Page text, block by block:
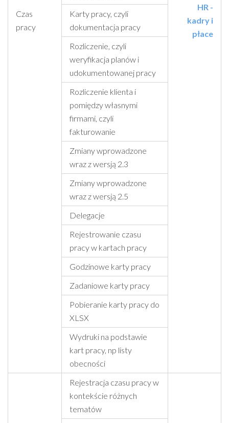
Czas
pracy
HR -
kadry i
płace
Karty pracy, czyli
dokumentacja pracy
Rozliczenie, czyli
weryfikacja planów i
udokumentowanej pracy
Rozliczenie klienta i
pomiędzy własnymi
firmami, czyli
fakturowanie
Zmiany wprowadzone
wraz z wersją 2.3
Zmiany wprowadzone
wraz z wersją 2.5
Delegacje
Rejestrowanie czasu
pracy w kartach pracy
Godzinowe karty pracy
Zadaniowe karty pracy
Pobieranie karty pracy do
XLSX
Wydruki na podstawie
kart pracy, np listy
obecności
Rejestracja czasu pracy w
kontekście różnych
tematów